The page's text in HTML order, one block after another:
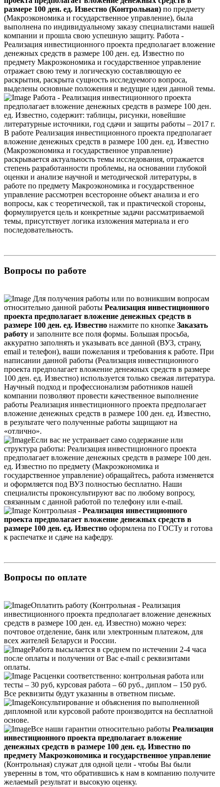
размере 100 ден. ед. Известно (Контрольная) по предмету
(Макроэкономика и государственное управление), была
выполнена по индивидуальному заказу специалистами нашей
компании и прошла свою успешную защиту. Работа -
Реализация инвестиционного проекта предполагает вложение
денежных средств в размере 100 ден. ед. Известно по
предмету Макроэкономика и государственное управление
отражает свою тему и логическую составляющую ее
раскрытия, раскрыта сущность исследуемого вопроса,
выделены основные положения и ведущие идеи данной темы.
Работа - Реализация инвестиционного проекта
предполагает вложение денежных средств в размере 100 ден.
ед. Известно, содержит: таблицы, рисунки, новейшие
литературные источники, год сдачи и защиты работы – 2017 г.
В работе Реализация инвестиционного проекта предполагает
вложение денежных средств в размере 100 ден. ед. Известно
(Макроэкономика и государственное управление)
раскрывается актуальность темы исследования, отражается
степень разработанности проблемы, на основании глубокой
оценки и анализе научной и методической литературы, в
работе по предмету Макроэкономика и государственное
управление рассмотрен всесторонне объект анализа и его
вопросы, как с теоретической, так и практической стороны,
формулируется цель и конкретные задачи рассматриваемой
темы, присутствует логика изложения материала и его
последовательность.
Вопросы по работе
Для получения работы или по возникшим вопросам
относительно данной работы Реализация инвестиционного
проекта предполагает вложение денежных средств в
размере 100 ден. ед. Известно нажмите по кнопке Заказать
работу и заполните все поля формы. Большая просьба,
аккуратно заполнять и указывать все данной (ВУЗ, страну,
email и телефон), ваши пожелания и требования к работе. При
написании данной работы (Реализация инвестиционного
проекта предполагает вложение денежных средств в размере
100 ден. ед. Известно) используется только свежая литература.
Научный подход и профессионализм работников нашей
компании позволяют провести качественное выполнение
работы Реализация инвестиционного проекта предполагает
вложение денежных средств в размере 100 ден. ед. Известно,
в результате чего полученные работы защищают на
«отлично».
Если вас не устраивает само содержание или
структура работы: Реализация инвестиционного проекта
предполагает вложение денежных средств в размере 100 ден.
ед. Известно по предмету (Макроэкономика и
государственное управление) обращайтесь, работа изменяется
и оформляется под ВУЗ полностью бесплатно. Наши
специалисты проконсультируют вас по любому вопросу,
связанным с данной работой по телефону или e-mail.
Контрольная - Реализация инвестиционного
проекта предполагает вложение денежных средств в
размере 100 ден. ед. Известно оформлена по ГОСТу и готова
к распечатке и сдаче на кафедру.
Вопросы по оплате
Оплатить работу (Контрольная - Реализация
инвестиционного проекта предполагает вложение денежных
средств в размере 100 ден. ед. Известно) можно через:
почтовое отделение, банк или электронным платежом, для
всех жителей Беларуси и России.
Работа высылается в среднем по истечении 2-4 часа
после оплаты и получении от Вас e-mail с реквизитами
оплаты.
Расценки соответственно: контрольная работа или
тесты – 30 руб, курсовая работа – 60 руб., диплом – 150 руб.
Все реквизиты будут указанны в ответном письме.
Консультирование и объяснения по выполненной
дипломной или курсовой работе производится на бесплатной
основе.
Все наши гарантии относительно работы Реализация
инвестиционного проекта предполагает вложение
денежных средств в размере 100 ден. ед. Известно по
предмету Макроэкономика и государственное управление
(Контрольная) служат для одной цели - чтобы Вы были
уверенны в том, что обратившись к нам в компанию получите
желаемый результат и высокую оценку.